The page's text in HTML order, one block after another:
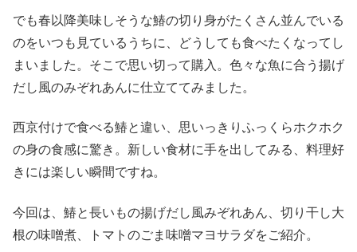
でも春以降美味しそうな鰆の切り身がたくさん並んでいる
のをいつも見ているうちに、どうしても食べたくなってし
まいました。そこで思い切って購入。色々な魚に合う揚げ
だし風のみぞれあんに仕立ててみました。
西京付けで食べる鰆と違い、思いっきりふっくらホクホク
の身の食感に驚き。新しい食材に手を出してみる、料理好
きには楽しい瞬間ですね。
今回は、鰆と長いもの揚げだし風みぞれあん、切り干し大
根の味噌煮、トマトのごま味噌マヨサラダをご紹介。